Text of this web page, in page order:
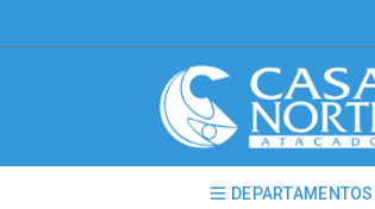
DEPARTAMENTOS